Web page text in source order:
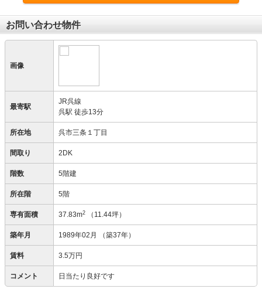
お問い合わせ物件
画像
最寄駅
JR呉線
呉駅 徒歩13分
所在地 呉市三条１丁目
間取り 2DK
階数 5階建
所在階 5階
専有面積 37.83m2 （11.44坪）
築年月 1989年02月 （築37年）
賃料 3.5万円
コメント 日当たり良好です